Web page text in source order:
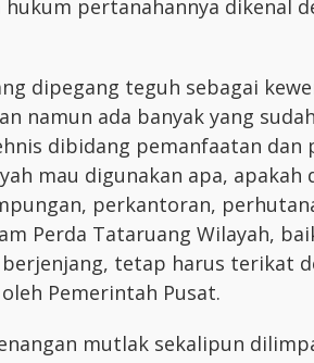
pertanahannya dikenal
dipegang teguh sebagai
namun ada banyak yang
dibidang pemanfaatan dan
mau digunakan apa, apakah
perkantoran,
Perda Tataruang Wilayah,
tetap harus terikat
Pemerintah Pusat.
mutlak sekalipun